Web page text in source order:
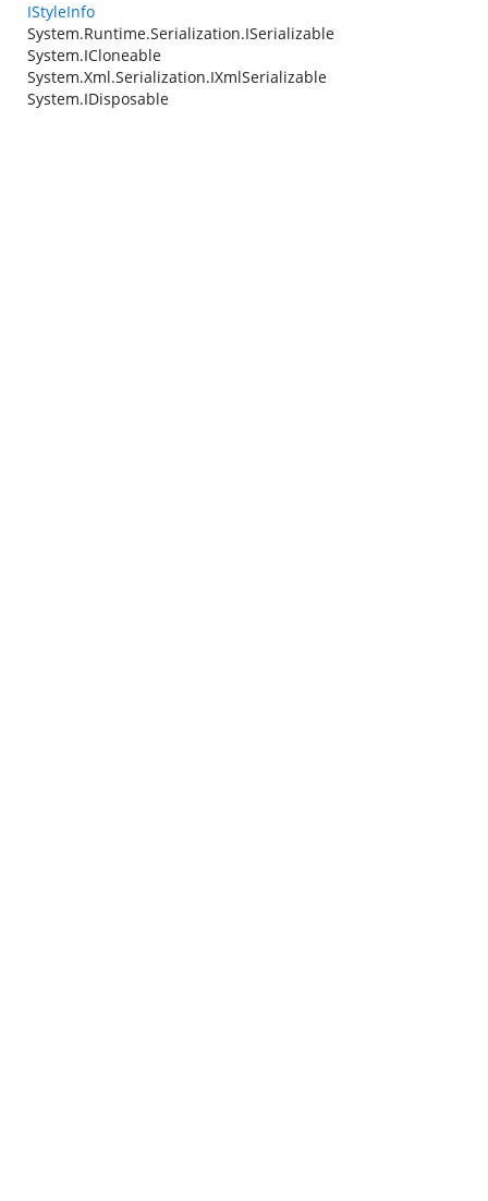
IStyleInfo
System.Runtime.Serialization.ISerializable
System.ICloneable
System.Xml.Serialization.IXmlSerializable
System.IDisposable